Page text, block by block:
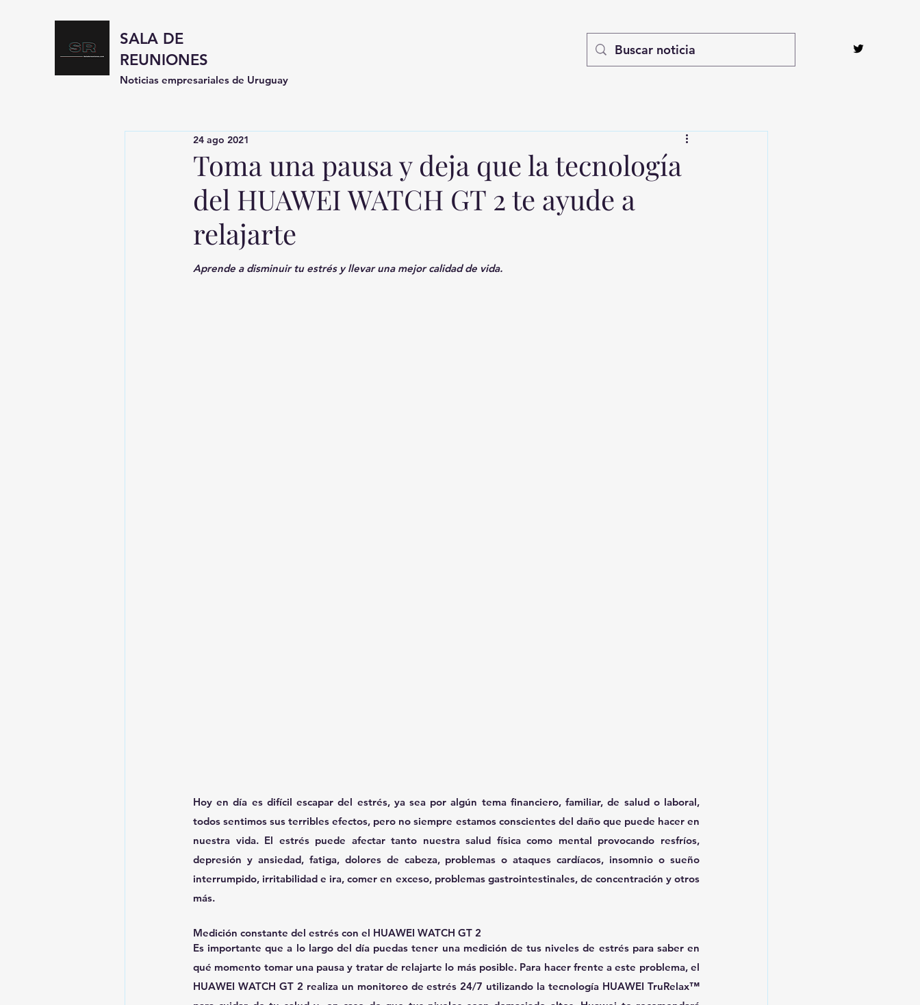
SALA DE
REUNIONES
Noticias empresariales de Uruguay
Toma una pausa y deja que la tecnología
del HUAWEI WATCH GT 2 te ayude a
relajarte
24 ago 2021
Aprende a disminuir tu estrés y llevar una mejor calidad de vida.
Hoy en día es difícil escapar del estrés, ya sea por algún tema financiero, familiar, de salud o laboral,
todos sentimos sus terribles efectos, pero no siempre estamos conscientes del daño que puede hacer en
nuestra vida. El estrés puede afectar tanto nuestra salud física como mental provocando resfríos,
depresión y ansiedad, fatiga, dolores de cabeza, problemas o ataques cardíacos, insomnio o sueño
interrumpido, irritabilidad e ira, comer en exceso, problemas gastrointestinales, de concentración y otros
más.
Medición constante del estrés con el HUAWEI WATCH GT 2
Es importante que a lo largo del día puedas tener una medición de tus niveles de estrés para saber en
qué momento tomar una pausa y tratar de relajarte lo más posible. Para hacer frente a este problema, el
HUAWEI WATCH GT 2 realiza un monitoreo de estrés 24/7 utilizando la tecnología HUAWEI TruRelax™